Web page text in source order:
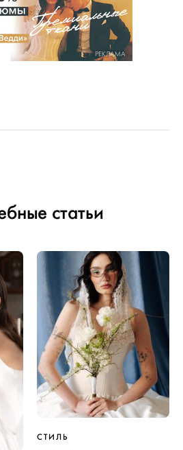
РЕКЛАМА
статьи
СТИЛЬ